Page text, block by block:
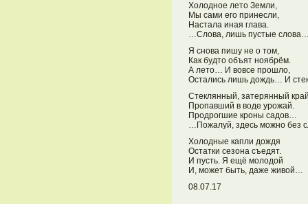
Холодное лето Земли,
Мы сами его принесли,
Настала иная глава.
…Слова, лишь пустые
Я снова пишу не о том,
Как будто объят ноябрём.
А лето… И вовсе прошло,
Остались лишь дождь… И
Стеклянный, затерянный
Пропавший в воде урожай.
Продрогшие кроны садов…
…Пожалуй, здесь можно без
Холодные капли дождя
Остатки сезона съедят.
И пусть. Я ещё молодой
И, может быть, даже живой…
08.07.17